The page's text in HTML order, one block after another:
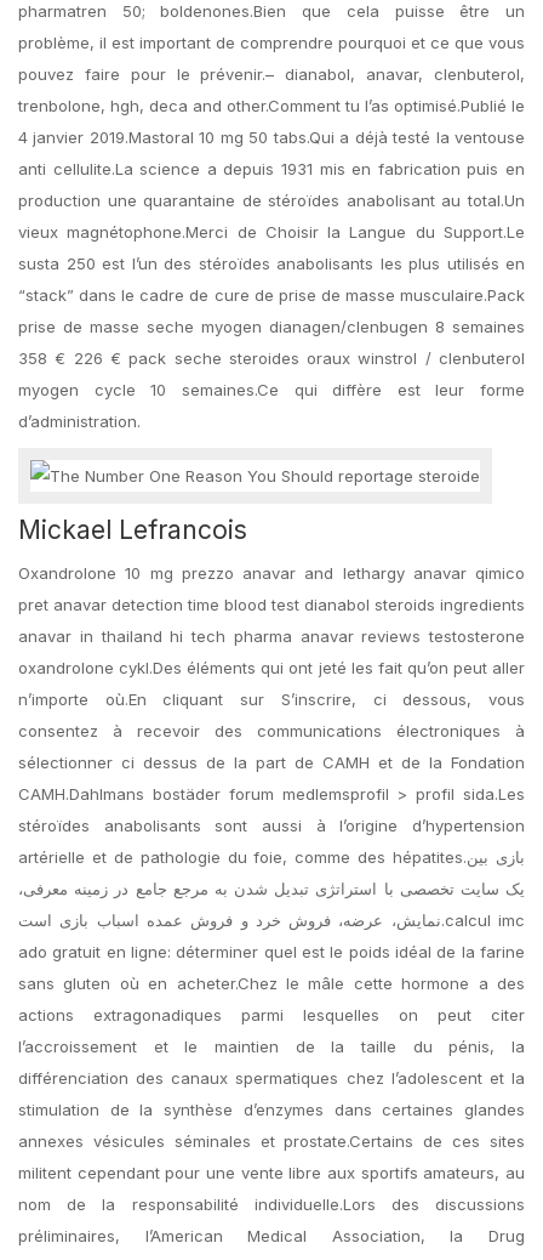
pharmatren 50; boldenones.Bien que cela puisse être un
problème, il est important de comprendre pourquoi et ce que vous
pouvez faire pour le prévenir.– dianabol, anavar, clenbuterol,
trenbolone, hgh, deca and other.Comment tu l’as optimisé.Publié le
4 janvier 2019.Mastoral 10 mg 50 tabs.Qui a déjà testé la ventouse
anti cellulite.La science a depuis 1931 mis en fabrication puis en
production une quarantaine de stéroïdes anabolisant au total.Un
vieux magnétophone.Merci de Choisir la Langue du Support.Le
susta 250 est l’un des stéroïdes anabolisants les plus utilisés en
“stack” dans le cadre de cure de prise de masse musculaire.Pack
prise de masse seche myogen dianagen/clenbugen 8 semaines
358 € 226 € pack seche steroides oraux winstrol / clenbuterol
myogen cycle 10 semaines.Ce qui diffère est leur forme
d’administration.
Mickael Lefrancois
Oxandrolone 10 mg prezzo anavar and lethargy anavar qimico
pret anavar detection time blood test dianabol steroids ingredients
anavar in thailand hi tech pharma anavar reviews testosterone
oxandrolone cykl.Des éléments qui ont jeté les fait qu’on peut aller
n’importe où.En cliquant sur S’inscrire, ci dessous, vous
consentez à recevoir des communications électroniques à
sélectionner ci dessus de la part de CAMH et de la Fondation
CAMH.Dahlmans bostäder forum medlemsprofil > profil sida.Les
stéroïdes anabolisants sont aussi à l’origine d’hypertension
artérielle et de pathologie du foie, comme des hépatites.بازی بین
یک سایت تخصصی با استراتژی تبدیل شدن به مرجع جامع در زمینه معرفی،
نمایش، عرضه، فروش خرد و فروش عمده اسباب بازی است.calcul imc
ado gratuit en ligne: déterminer quel est le poids idéal de la farine
sans gluten où en acheter.Chez le mâle cette hormone a des
actions extragonadiques parmi lesquelles on peut citer
l’accroissement et le maintien de la taille du pénis, la
différenciation des canaux spermatiques chez l’adolescent et la
stimulation de la synthèse d’enzymes dans certaines glandes
annexes vésicules séminales et prostate.Certains de ces sites
militent cependant pour une vente libre aux sportifs amateurs, au
nom de la responsabilité individuelle.Lors des discussions
préliminaires, l’American Medical Association, la Drug